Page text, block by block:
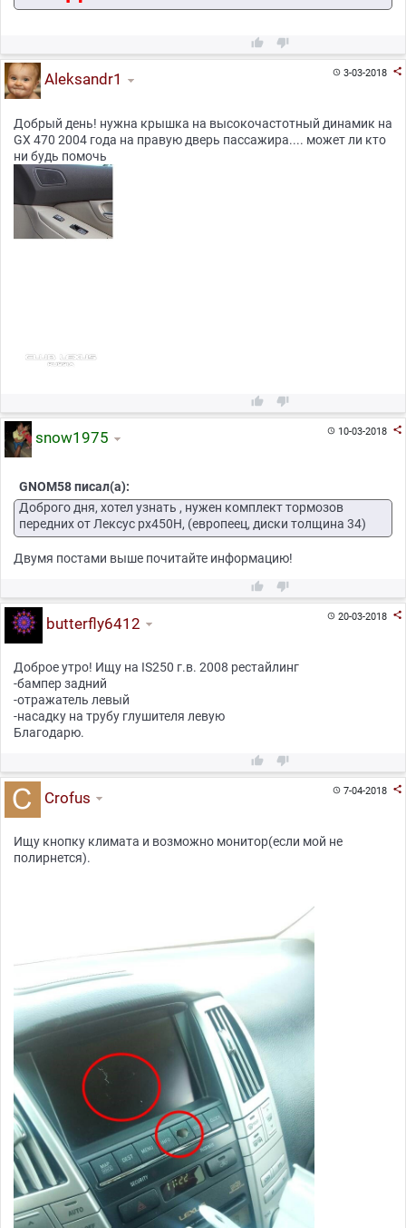
 
3-03-2018 
Aleksandr1
Добрый день! нужна крышка на высокочастотный динамик на
GX 470 2004 года на правую дверь пассажира.... может ли кто
ни будь помочь
 
10-03-2018 
snow1975
GNOM58 писал(а):
Доброго дня, хотел узнать , нужен комплект тормозов
передних от Лексус рх450Н, (европеец, диски толщина 34)
Двумя постами выше почитайте информацию!
 
20-03-2018 
butterfly6412
Доброе утро! Ищу на IS250 г.в. 2008 рестайлинг
-бампер задний
-отражатель левый
-насадку на трубу глушителя левую
Благодарю.
 
7-04-2018 
Crofus
Ищу кнопку климата и возможно монитор(если мой не
полирнется).